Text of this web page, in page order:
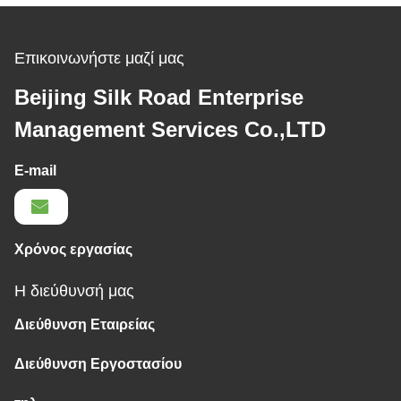
Επικοινωνήστε μαζί μας
Beijing Silk Road Enterprise
Management Services Co.,LTD
E-mail
Χρόνος εργασίας
Η διεύθυνσή μας
Διεύθυνση Εταιρείας
Διεύθυνση Εργοστασίου